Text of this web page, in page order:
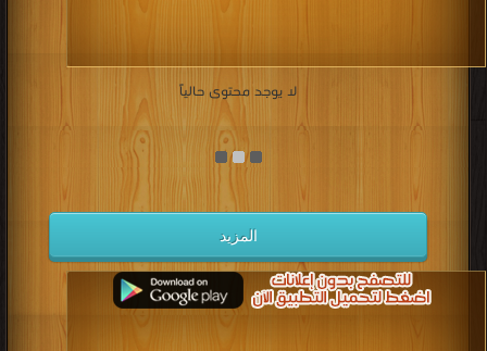
لا يوجد محتوى حالياً
المزيد